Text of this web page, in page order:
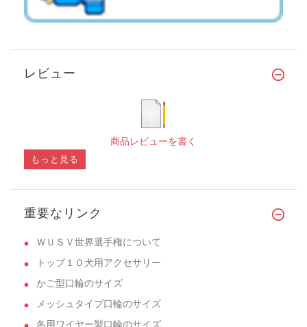
レビュー
商品レビューを書く
もっと見る
重要なリンク
ＷＵＳＶ世界選手権について
トップ１０犬用アクセサリー
かご型口輪のサイズ
メッシュタイプ口輪のサイズ
冬用ワイヤー製口輪のサイズ